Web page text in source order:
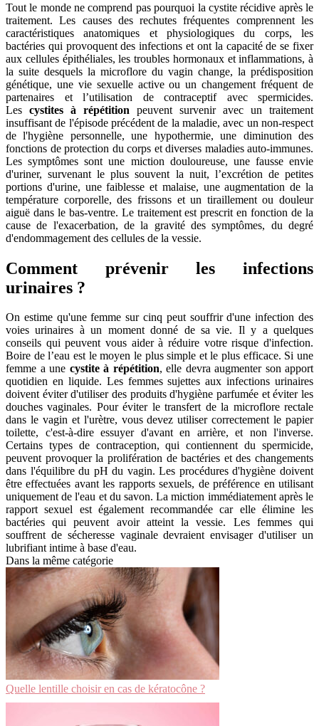
Tout le monde ne comprend pas pourquoi la cystite récidive après le
traitement. Les causes des rechutes fréquentes comprennent les
caractéristiques anatomiques et physiologiques du corps, les
bactéries qui provoquent des infections et ont la capacité de se fixer
aux cellules épithéliales, les troubles hormonaux et inflammations, à
la suite desquels la microflore du vagin change, la prédisposition
génétique, une vie sexuelle active ou un changement fréquent de
partenaires et l’utilisation de contraceptif avec spermicides.
Les cystites à répétition peuvent survenir avec un traitement
insuffisant de l'épisode précédent de la maladie, avec un non-respect
de l'hygiène personnelle, une hypothermie, une diminution des
fonctions de protection du corps et diverses maladies auto-immunes.
Les symptômes sont une miction douloureuse, une fausse envie
d'uriner, survenant le plus souvent la nuit, l’excrétion de petites
portions d'urine, une faiblesse et malaise, une augmentation de la
température corporelle, des frissons et un tiraillement ou douleur
aiguë dans le bas-ventre. Le traitement est prescrit en fonction de la
cause de l'exacerbation, de la gravité des symptômes, du degré
d'endommagement des cellules de la vessie.
Comment prévenir les infections
urinaires ?
On estime qu'une femme sur cinq peut souffrir d'une infection des
voies urinaires à un moment donné de sa vie. Il y a quelques
conseils qui peuvent vous aider à réduire votre risque d'infection.
Boire de l’eau est le moyen le plus simple et le plus efficace. Si une
femme a une cystite à répétition, elle devra augmenter son apport
quotidien en liquide. Les femmes sujettes aux infections urinaires
doivent éviter d'utiliser des produits d'hygiène parfumée et éviter les
douches vaginales. Pour éviter le transfert de la microflore rectale
dans le vagin et l'urètre, vous devez utiliser correctement le papier
toilette, c'est-à-dire essuyer d'avant en arrière, et non l'inverse.
Certains types de contraception, qui contiennent du spermicide,
peuvent provoquer la prolifération de bactéries et des changements
dans l'équilibre du pH du vagin. Les procédures d'hygiène doivent
être effectuées avant les rapports sexuels, de préférence en utilisant
uniquement de l'eau et du savon. La miction immédiatement après le
rapport sexuel est également recommandée car elle élimine les
bactéries qui peuvent avoir atteint la vessie. Les femmes qui
souffrent de sécheresse vaginale devraient envisager d'utiliser un
lubrifiant intime à base d'eau.
Dans la même catégorie
Quelle lentille choisir en cas de kératocône ?